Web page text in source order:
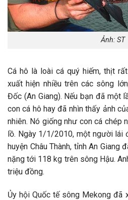
Ảnh: ST
Cá hô là loài cá quý hiếm, thịt
xuất hiện nhiều trên các sông
Đốc (An Giang). Nếu bạn đã một
con cá hô hay đã nhìn thấy ảnh
nhiên. Nó giống như con cá chép
lồ. Ngày 1/1/2010, một người lái
huyện Châu Thành, tỉnh An
nặng tới 118 kg trên sông Hậu.
triệu đồng.
Ủy hội Quốc tế sông Mekong đã